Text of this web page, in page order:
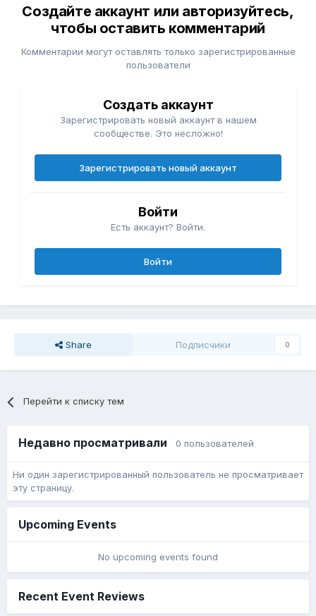
Создайте аккаунт или авторизуйтесь,
чтобы оставить комментарий
Комментарии могут оставлять только зарегистрированные
пользователи
Создать аккаунт
Зарегистрировать новый аккаунт в нашем
сообществе. Это несложно!
Зарегистрировать новый аккаунт
Войти
Есть аккаунт? Войти.
Войти
Share Подписчики 0
Перейти к списку тем
Недавно просматривали 0 пользователей
Ни один зарегистрированный пользователь не просматривает
эту страницу.
Upcoming Events
No upcoming events found
Recent Event Reviews